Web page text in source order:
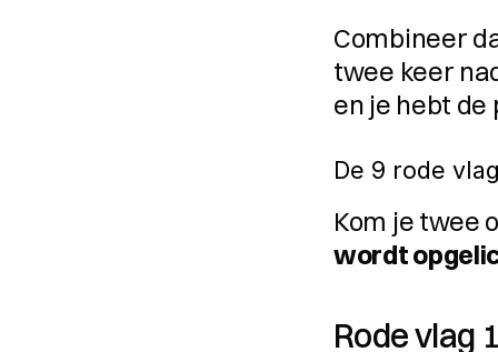
Combineer
twee keer
en je hebt
De 9 rode
Kom je twee
wordt
Rode vlag